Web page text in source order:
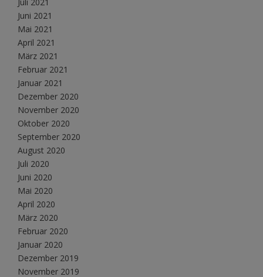
Juni 2021
Mai 2021
April 2021
März 2021
Februar 2021
Januar 2021
Dezember 2020
November 2020
Oktober 2020
September 2020
August 2020
Juli 2020
Juni 2020
Mai 2020
April 2020
März 2020
Februar 2020
Januar 2020
Dezember 2019
November 2019